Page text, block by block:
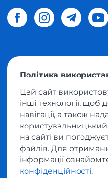
магазинів світу в
Політика
Умови користування
Політика
Цей сайт
інші технології, щоб
навігації, а також
на сайті ви
файлів. Для
інформації
конфіденційності.